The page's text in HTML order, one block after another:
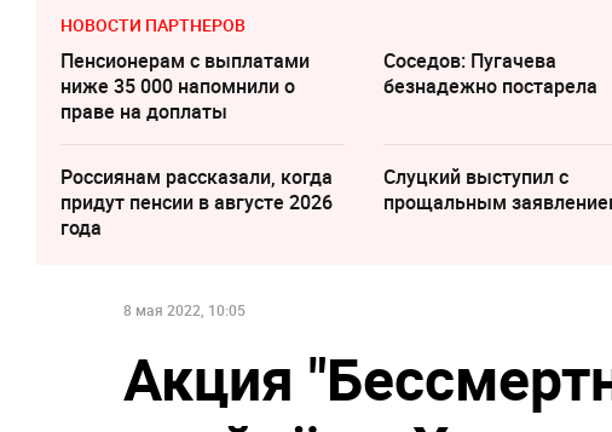
НОВОСТИ ПАРТНЕРОВ
Пенсионерам с выплатами
ниже 35 000 напомнили о
праве на доплаты
Соседов: Пугачева
безнадежно постарела
Россиянам рассказали, когда
придут пенсии в августе 2026
года
Слуцкий выступил с
прощальным
8 мая 2022, 10:05
Акция